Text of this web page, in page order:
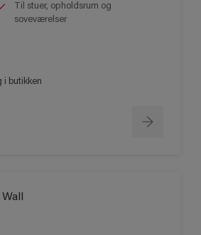
Til stuer, opholdsrum og
soveværelser
i butikken